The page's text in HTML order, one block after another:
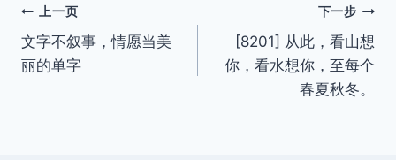
文
章
上一页
文字不叙事，情愿当美
丽的单字
下一步
[8201] 从此，看山想
你，看水想你，至每个
春夏秋冬。